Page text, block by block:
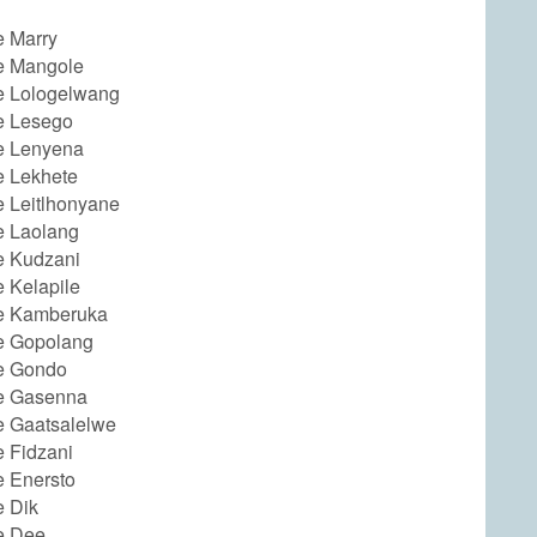
Marry
Mangole
Lologelwang
Lesego
Lenyena
Lekhete
Leitlhonyane
Laolang
Kudzani
Kelapile
Kamberuka
Gopolang
Gondo
Gasenna
Gaatsalelwe
Fidzani
Enersto
Dik